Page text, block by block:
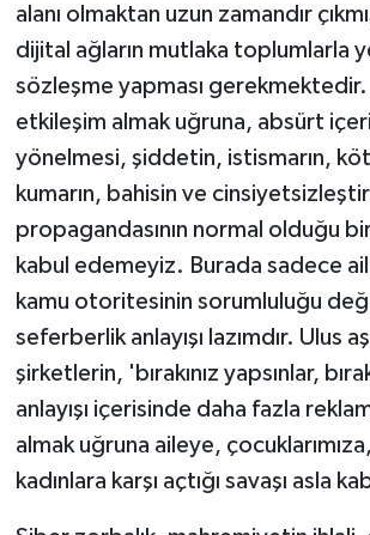
alanı olmaktan uzun zamandır
dijital ağların mutlaka toplumlarla
sözleşme yapması
etkileşim almak uğruna, absürt
yönelmesi, şiddetin, istismarın,
kumarın, bahisin ve
propagandasının normal olduğu
kabul edemeyiz. Burada sadece
kamu otoritesinin sorumluluğu
seferberlik anlayışı lazımdır. Ulus
şirketlerin, 'bırakınız yapsınlar,
anlayışı içerisinde daha fazla
almak uğruna aileye,
kadınlara karşı açtığı savaşı asla